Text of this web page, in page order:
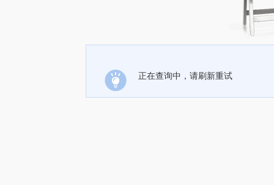
正在查询中，请刷新重试